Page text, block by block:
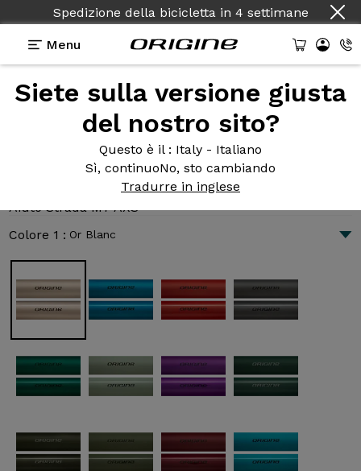
Spedizione della bicicletta in 4 settimane
Menu
Siete sulla versione giusta
del nostro sito?
Questo è il : Italy - Italiano
Sì, continuoNo, sto cambiando
Tradurre in inglese
Presentazione Tecnologie
Aiuto Strada M7 AXS
Aiuto Strada M7 AXS
Colore 1 : Or Blanc